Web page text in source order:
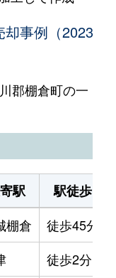
事例（2023
郡棚倉町の一
駅 駅徒歩
棚倉 徒歩45分
徒歩2分